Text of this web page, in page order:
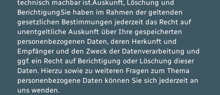
technisch machbar ist.Auskunft, Löschung und
BerichtigungSie haben im Rahmen der geltenden
gesetzlichen Bestimmungen jederzeit das Recht auf
unentgeltliche Auskunft über Ihre gespeicherten
personenbezogenen Daten, deren Herkunft und
Empfänger und den Zweck der Datenverarbeitung und
ggf. ein Recht auf Berichtigung oder Löschung dieser
Daten. Hierzu sowie zu weiteren Fragen zum Thema
personenbezogene Daten können Sie sich jederzeit an
uns wenden.